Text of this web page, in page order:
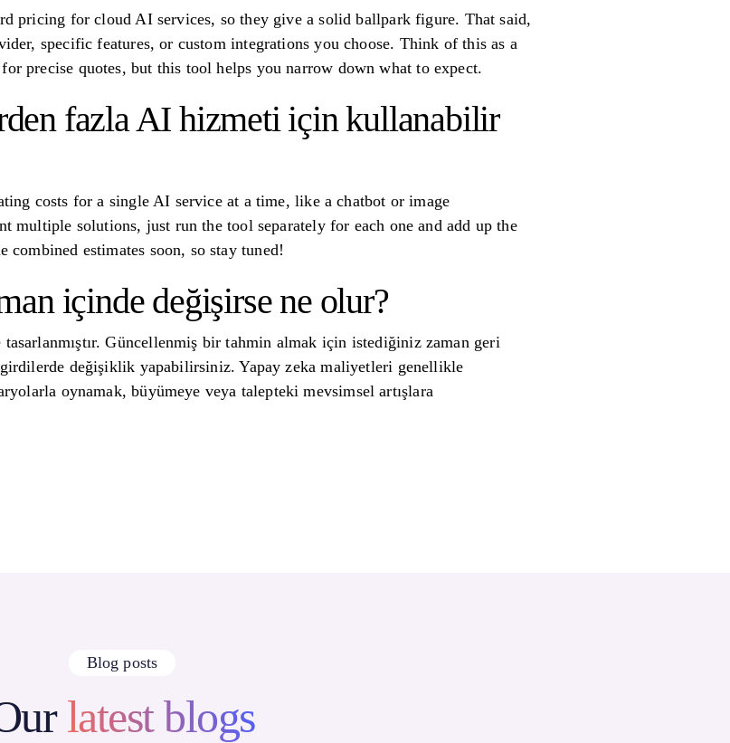
pricing for cloud AI services, so they give a solid ballpark figure. That said,
specific features, or custom integrations you choose. Think of this as a
precise quotes, but this tool helps you narrow down what to expect.
fazla AI hizmeti için kullanabilir
costs for a single AI service at a time, like a chatbot or image
multiple solutions, just run the tool separately for each one and add up the
combined estimates soon, so stay tuned!
içinde değişirse ne olur?
Güncellenmiş bir tahmin almak için istediğiniz zaman geri
değişiklik yapabilirsiniz. Yapay zeka maliyetleri genellikle
oynamak, büyümeye veya talepteki mevsimsel artışlara
Blog posts
latest blogs